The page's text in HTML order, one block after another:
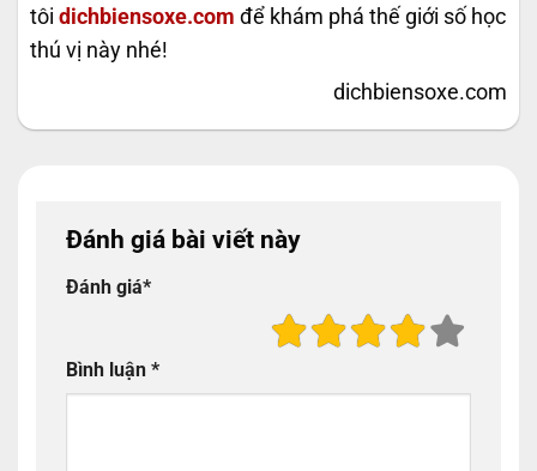
tôi dichbiensoxe.com để khám phá thế giới số học
thú vị này nhé!
dichbiensoxe.com
Đánh giá bài viết này
Đánh giá*
Bình luận *